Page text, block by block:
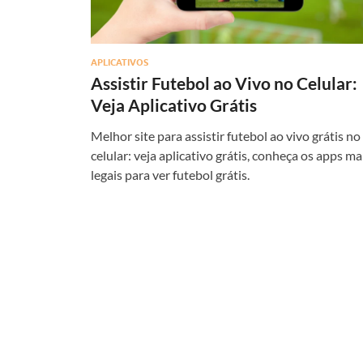
APLICATIVOS
Assistir Futebol ao Vivo no Celular:
Veja Aplicativo Grátis
Melhor site para assistir futebol ao vivo grátis no
celular: veja aplicativo grátis, conheça os apps
legais para ver futebol grátis.